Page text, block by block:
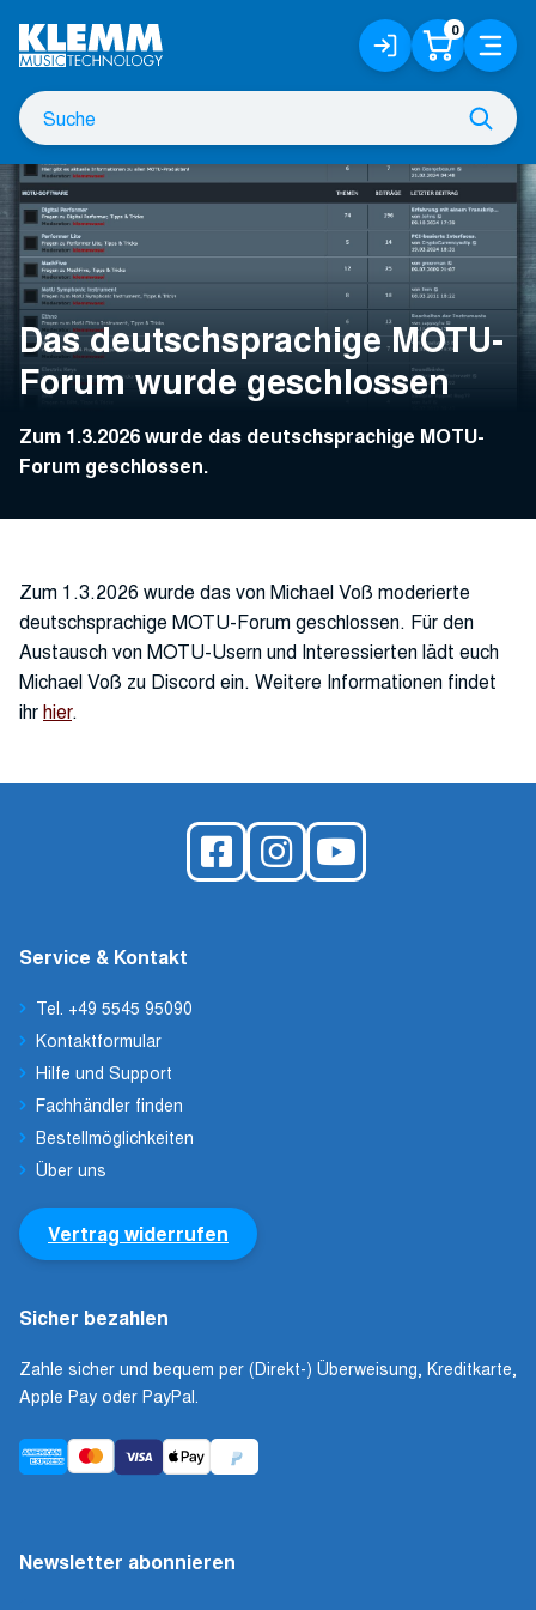
Hauptinhalt
Suche
nach
Anmelden
/
Registrieren
0 Menü
Das deutschsprachige MOTU-
Forum wurde geschlossen
Zum 1.3.2026 wurde das deutschsprachige MOTU-
Forum geschlossen.
Zum 1.3.2026 wurde das von Michael Voß moderierte
deutschsprachige MOTU-Forum geschlossen. Für den
Austausch von MOTU-Usern und Interessierten lädt euch
Michael Voß zu Discord ein. Weitere Informationen findet
ihrhier.
Service & Kontakt
Tel. +49 5545 95090
Kontaktformular
Hilfe und Support
Fachhändler finden
Bestellmöglichkeiten
Über uns
Vertrag widerrufen
Sicher bezahlen
Zahle sicher und bequem per (Direkt-) Überweisung, Kreditkarte,
Apple Pay oder PayPal.
Newsletter abonnieren